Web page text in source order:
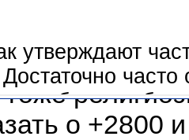
символ,
о +2800